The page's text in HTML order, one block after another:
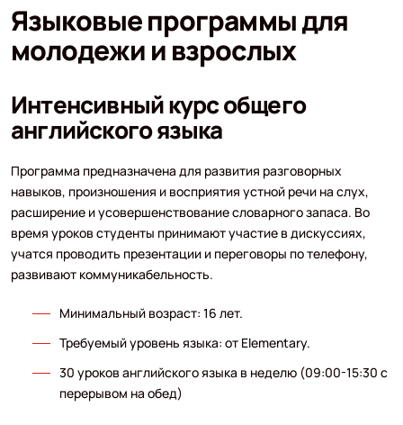
Языковые программы для
молодежи и взрослых
Интенсивный курс общего
английского языка
Программа предназначена для развития разговорных
навыков, произношения и восприятия устной речи на слух,
расширение и усовершенствование словарного запаса. Во
время уроков студенты принимают участие в дискуссиях,
учатся проводить презентации и переговоры по телефону,
развивают коммуникабельность.
Минимальный возраст: 16 лет.
Требуемый уровень языка: от Elementary.
30 уроков английского языка в неделю (09:00-15:30 с
перерывом на обед)